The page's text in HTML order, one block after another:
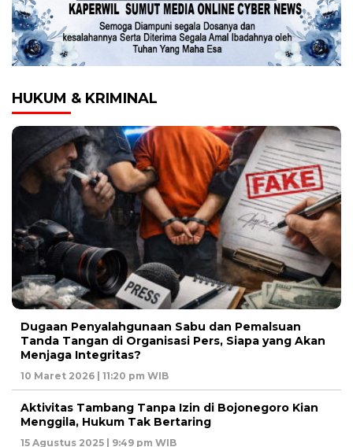
HUKUM & KRIMINAL
Dugaan Penyalahgunaan Sabu dan Pemalsuan
Tanda Tangan di Organisasi Pers, Siapa yang Akan
Menjaga Integritas?
10 Maret 2026 | 11:20 pm WIB
Aktivitas Tambang Tanpa Izin di Bojonegoro Kian
Menggila, Hukum Tak Bertaring
15 Agustus 2025 | 9:49 pm WIB